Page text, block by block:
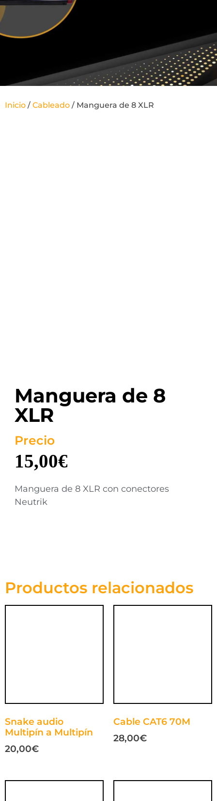
Inicio / Cableado / Manguera de 8 XLR
Manguera de 8
XLR
Precio
15,00€
Manguera de 8 XLR con conectores
Neutrik
Productos relacionados
Snake audio
Multipín a Multipín
20,00€
Cable CAT6 70M
28,00€